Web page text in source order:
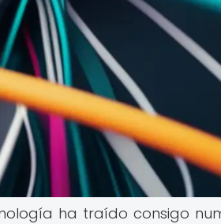
ha traído consigo